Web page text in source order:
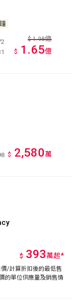
$ 1.98億
$ 1.65億
$ 2,580萬
$ 393萬起*
/計算折扣後的最低售
的單位供應量及銷售情